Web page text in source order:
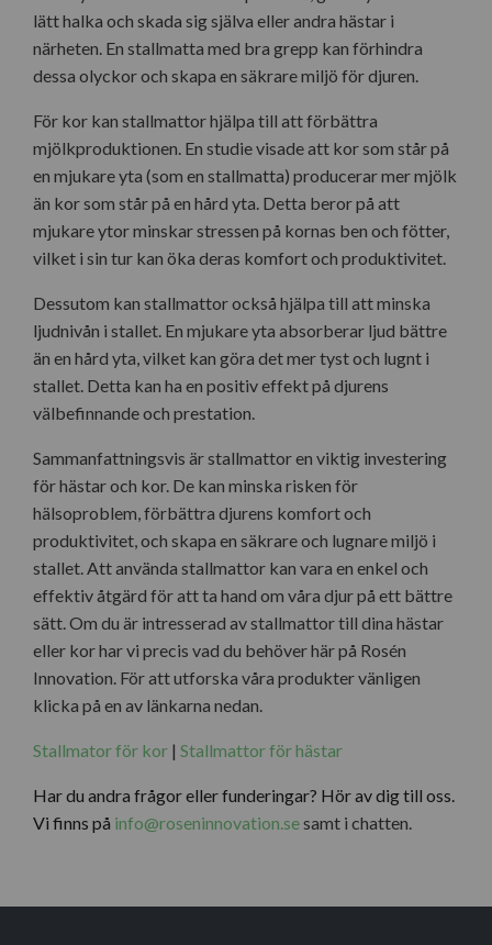
lätt halka och skada sig själva eller andra hästar i
närheten. En stallmatta med bra grepp kan förhindra
dessa olyckor och skapa en säkrare miljö för djuren.
För kor kan stallmattor hjälpa till att förbättra
mjölkproduktionen. En studie visade att kor som står på
en mjukare yta (som en stallmatta) producerar mer mjölk
än kor som står på en hård yta. Detta beror på att
mjukare ytor minskar stressen på kornas ben och fötter,
vilket i sin tur kan öka deras komfort och produktivitet.
Dessutom kan stallmattor också hjälpa till att minska
ljudnivån i stallet. En mjukare yta absorberar ljud bättre
än en hård yta, vilket kan göra det mer tyst och lugnt i
stallet. Detta kan ha en positiv effekt på djurens
välbefinnande och prestation.
Sammanfattningsvis är stallmattor en viktig investering
för hästar och kor. De kan minska risken för
hälsoproblem, förbättra djurens komfort och
produktivitet, och skapa en säkrare och lugnare miljö i
stallet. Att använda stallmattor kan vara en enkel och
effektiv åtgärd för att ta hand om våra djur på ett bättre
sätt. Om du är intresserad av stallmattor till dina hästar
eller kor har vi precis vad du behöver här på Rosén
Innovation. För att utforska våra produkter vänligen
klicka på en av länkarna nedan.
Stallmator för kor | Stallmattor för hästar
Har du andra frågor eller funderingar? Hör av dig till oss.
Vi finns på info@roseninnovation.sesamt i chatten.